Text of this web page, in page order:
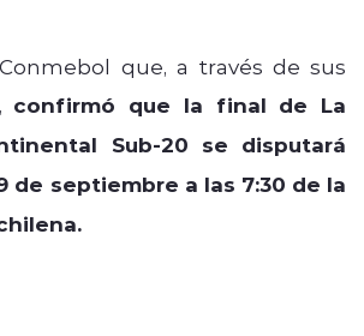
que, a través de sus
confirmó que la final de La
Sub-20 se disputará
de septiembre a las 7:30 de la